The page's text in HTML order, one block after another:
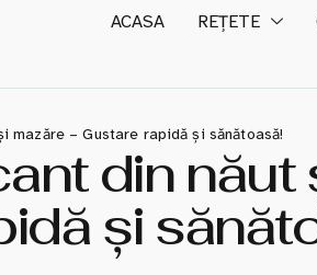
ACASA REȚETE
mazăre – Gustare rapidă și sănătoasă!
din năut
și